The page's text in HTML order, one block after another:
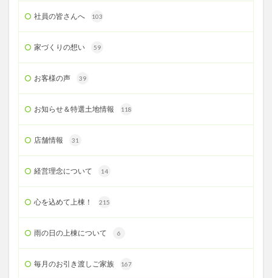
社員の皆さんへ 103
家づくりの想い 59
お客様の声 39
お知らせ＆特選土地情報 118
店舗情報 31
経営理念について 14
心を込めて上棟！ 215
雨の日の上棟について 6
毎月のお引き渡しご家族 167